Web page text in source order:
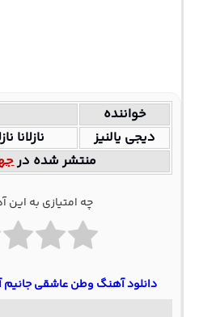
خواننده
دیجی یالنیز
نازلانا
منتشر شده در
چه امتیازی به
دانلود آهنگ وطن عاشقی